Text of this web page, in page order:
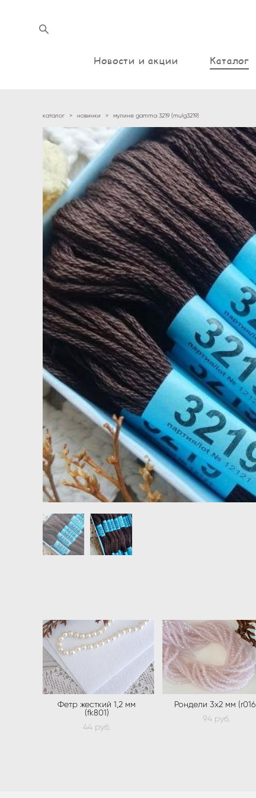
Новости и акции Каталог
каталог > новинки > мулине gamma 3219 (mulg3219)
Фетр жесткий 1,2 мм
(fk801)
44 pуб.
Рондели 3х2 мм
94 pуб.